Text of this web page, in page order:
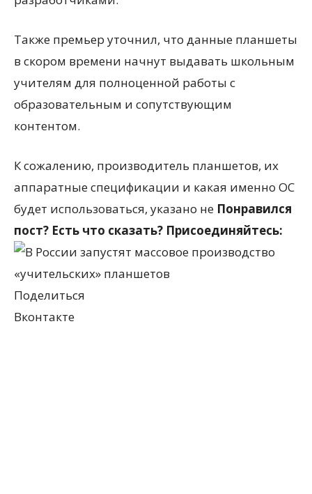
Также премьер уточнил, что данные планшеты
в скором времени начнут выдавать школьным
учителям для полноценной работы с
образовательным и сопутствующим
контентом.
К сожалению, производитель планшетов, их
аппаратные спецификации и какая именно ОС
будет использоваться, указано не Понравился
пост? Есть что сказать? Присоединяйтесь:
Поделиться
Вконтакте